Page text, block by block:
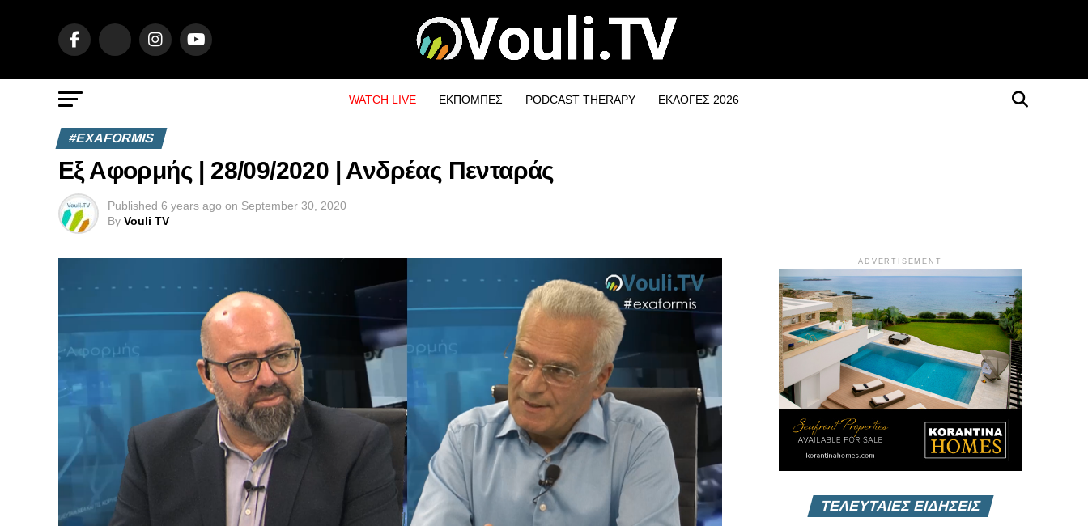
WATCH LIVE ΕΚΠΟΜΠΕΣ PODCAST THERAPY ΕΚΛΟΓΕΣ 2026
#EXAFORMIS
Εξ Αφορμής | 28/09/2020 | Ανδρέας Πενταράς
Published 6 years ago on September 30, 2020
By Vouli TV
ADVERTISEMENT
ΤΕΛΕΥΤΑΙΕΣ ΕΙΔΗΣΕΙΣ